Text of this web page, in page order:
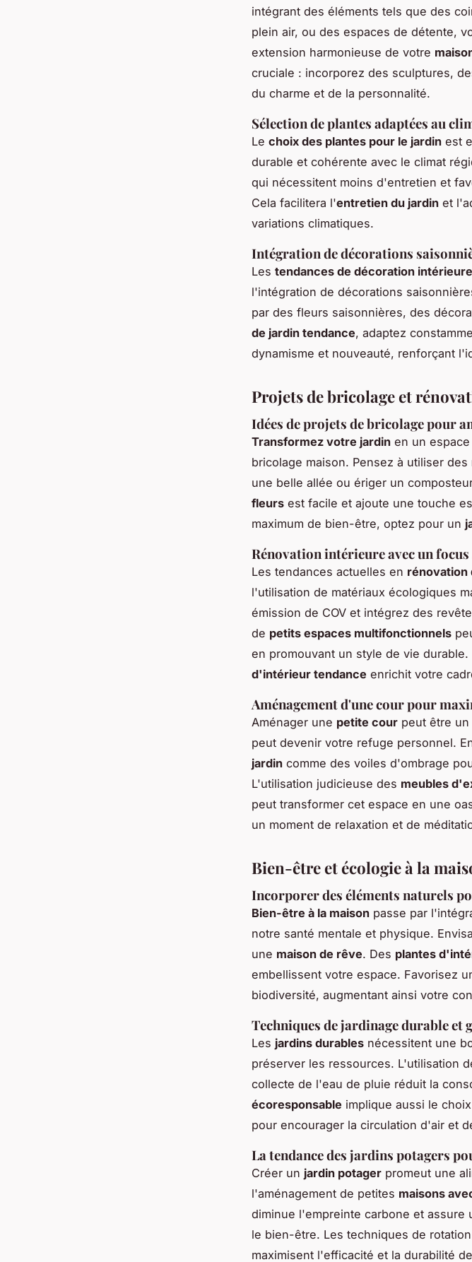
intégrant des éléments tels que des
plein air, ou des espaces de détente,
extension harmonieuse de votre
cruciale : incorporez des sculptures,
du charme et de la personnalité.
Sélection de plantes adaptées au
Le choix des plantes pour le jardin est
durable et cohérente avec le climat
qui nécessitent moins d'entretien et
Cela facilitera l'entretien du jardin et
variations climatiques.
Intégration de décorations
Les tendances de décoration intérieure
l'intégration de décorations
par des fleurs saisonnières, des
de jardin tendance, adaptez
dynamisme et nouveauté, renforçant
Projets de bricolage et
Idées de projets de bricolage pour
Transformez votre jardin en un
bricolage maison. Pensez à utiliser des
une belle allée ou ériger un
fleurs est facile et ajoute une touche
maximum de bien-être, optez pour un
Rénovation intérieure avec un
Les tendances actuelles en rénovation
l'utilisation de matériaux écologiques
émission de COV et intégrez des
de petits espaces multifonctionnels
en promouvant un style de vie
d'intérieur tendance enrichit votre
Aménagement d'une cour pour
Aménager une petite cour peut être
peut devenir votre refuge personnel.
jardin comme des voiles d'ombrage
L'utilisation judicieuse des meubles
peut transformer cet espace en une
un moment de relaxation et de
Bien-être et écologie à la
Incorporer des éléments naturels
Bien-être à la maison passe par
notre santé mentale et physique.
une maison de rêve. Des plantes
embellissent votre espace. Favorisez
biodiversité, augmentant ainsi votre
Techniques de jardinage durable et
Les jardins durables nécessitent une
préserver les ressources. L'utilisation
collecte de l'eau de pluie réduit la
écoresponsable implique aussi le
pour encourager la circulation d'air et
La tendance des jardins potagers
Créer un jardin potager promeut une
l'aménagement de petites maisons
diminue l'empreinte carbone et assure
le bien-être. Les techniques de
maximisent l'efficacité et la durabilité